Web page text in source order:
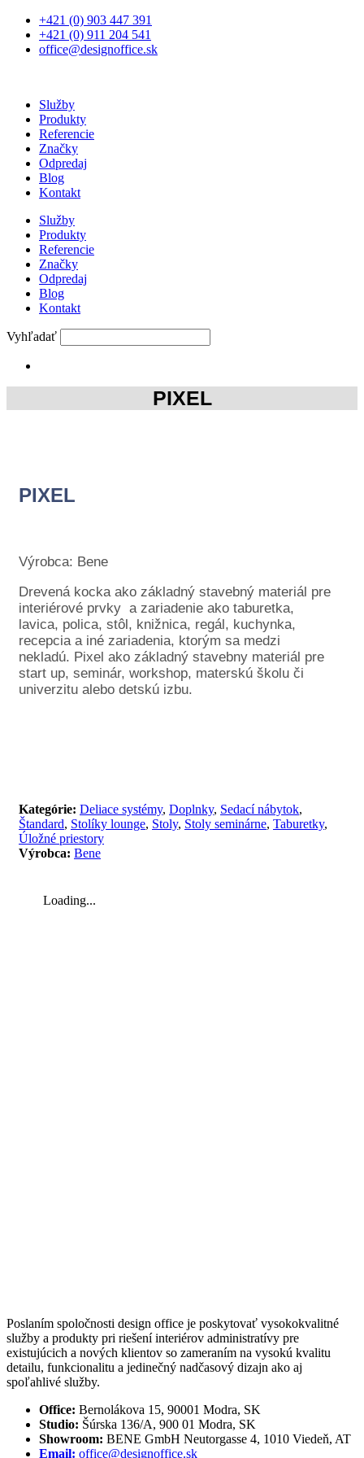
Preskočiť
obsah
+421 (0) 903 447 391
+421 (0) 911 204 541
office@designoffice.sk
Služby
Produkty
Referencie
Značky
Odpredaj
Blog
Kontakt
Služby
Produkty
Referencie
Značky
Odpredaj
Blog
Kontakt
Vyhľadať
PIXEL
PIXEL
Výrobca: Bene
Drevená kocka ako základný stavebný materiál pre
interiérové prvky a zariadenie ako taburetka,
lavica, polica, stôl, knižnica, regál, kuchynka,
recepcia a iné zariadenia, ktorým sa medzi
nekladú. Pixel ako základný stavebny materiál pre
start up, seminár, workshop, materskú školu či
univerzitu alebo detskú izbu.
Kategórie: Deliace systémy, Doplnky, Sedací nábytok,
Štandard, Stolíky lounge, Stoly, Stoly seminárne, Taburetky,
Úložné priestory
Výrobca: Bene
Loading...
Poslaním spoločnosti design office je poskytovať vysokokvalitné
služby a produkty pri riešení interiérov administratívy pre
existujúcich a nových klientov so zameraním na vysokú kvalitu
detailu, funkcionalitu a jedinečný nadčasový dizajn ako aj
spoľahlivé služby.
Office: Bernolákova 15, 90001 Modra, SK
Studio: Šúrska 136/A, 900 01 Modra, SK
Showroom: BENE GmbH Neutorgasse 4, 1010 Viedeň, AT
Email: office@designoffice.sk